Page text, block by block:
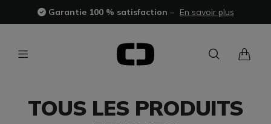
Garantie 100 % satisfaction – En savoir plus
TOUS LES PRODUITS